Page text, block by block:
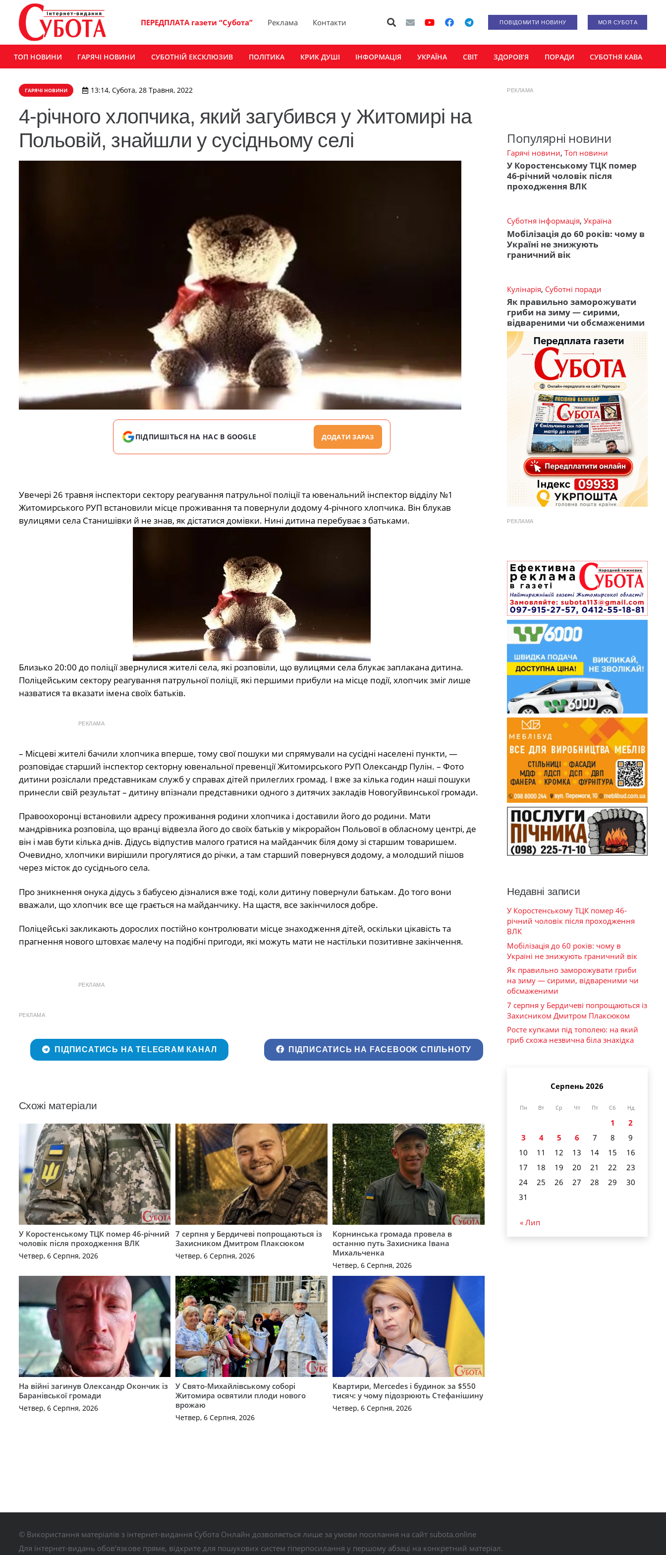
ПЕРЕДПЛАТА газети “Субота” Реклама Контакти ПОВІДОМИТИ НОВИНУ МОЯ СУБОТА
ТОП НОВИНИ ГАРЯЧІ НОВИНИ СУБОТНІЙ ЕКСКЛЮЗИВ ПОЛІТИКА КРИК ДУШІ ІНФОРМАЦІЯ УКРАЇНА СВІТ ЗДОРОВ’Я ПОРАДИ СУБОТНЯ КАВА
ГАРЯЧІ НОВИНИ 13:14, Субота, 28 Травня, 2022
4-річного хлопчика, який загубився у Житомирі на
Польовій, знайшли у сусідньому селі
ПІДПИШІТЬСЯ НА НАС В GOOGLE ДОДАТИ ЗАРАЗ
Увечері 26 травня інспектори сектору реагування патрульної поліції та ювенальний інспектор відділу №1
Житомирського РУП встановили місце проживання та повернули додому 4-річного хлопчика. Він блукав
вулицями села Станишівки й не знав, як дістатися домівки. Нині дитина перебуває з батьками.
Близько 20:00 до поліції звернулися жителі села, які розповіли, що вулицями села блукає заплакана дитина.
Поліцейським сектору реагування патрульної поліції, які першими прибули на місце події, хлопчик зміг лише
назватися та вказати імена своїх батьків.
РЕКЛАМА
– Місцеві жителі бачили хлопчика вперше, тому свої пошуки ми спрямували на сусідні населені пункти, —
розповідає старший інспектор секторну ювенальної превенції Житомирського РУП Олександр Пулін. – Фото
дитини розіслали представникам служб у справах дітей прилеглих громад. І вже за кілька годин наші пошуки
принесли свій результат – дитину впізнали представники одного з дитячих закладів Новогуйвинської громади.
Правоохоронці встановили адресу проживання родини хлопчика і доставили його до родини. Мати
мандрівника розповіла, що вранці відвезла його до своїх батьків у мікрорайон Польової в обласному центрі, де
він і мав бути кілька днів. Дідусь відпустив малого гратися на майданчик біля дому зі старшим товаришем.
Очевидно, хлопчики вирішили прогулятися до річки, а там старший повернувся додому, а молодший пішов
через місток до сусіднього села.
Про зникнення онука дідусь з бабусею дізналися вже тоді, коли дитину повернули батькам. До того вони
вважали, що хлопчик все ще грається на майданчику. На щастя, все закінчилося добре.
Поліцейські закликають дорослих постійно контролювати місце знаходження дітей, оскільки цікавість та
прагнення нового штовхає малечу на подібні пригоди, які можуть мати не настільки позитивне закінчення.
РЕКЛАМА
РЕКЛАМА
ПІДПИСАТИСЬ НА TELEGRAM КАНАЛ ПІДПИСАТИСЬ НА FACEBOOK СПІЛЬНОТУ
Схожі матеріали
У Коростенському ТЦК помер 46-річний
чоловік після проходження ВЛК
Четвер, 6 Серпня, 2026
7 серпня у Бердичеві попрощаються із
Захисником Дмитром Плаксюком
Четвер, 6 Серпня, 2026
Корнинська громада провела в
останню путь Захисника Івана
Михальченка
Четвер, 6 Серпня, 2026
На війні загинув Олександр Окончик із
Баранівської громади
Четвер, 6 Серпня, 2026
У Свято-Михайлівському соборі
Житомира освятили плоди нового
врожаю
Четвер, 6 Серпня, 2026
Квартири, Mercedes і будинок за $550
тисяч: у чому підозрюють Стефанішину
Четвер, 6 Серпня, 2026
РЕКЛАМА
Популярні новини
Гарячі новини, Топ новини
У Коростенському ТЦК помер
46-річний чоловік після
проходження ВЛК
Суботня інформація, Україна
Мобілізація до 60 років: чому в
Україні не знижують
граничний вік
Кулінарія, Суботні поради
Як правильно заморожувати
гриби на зиму — сирими,
відвареними чи обсмаженими
РЕКЛАМА
Недавні записи
У Коростенському ТЦК помер 46-
річний чоловік після проходження
ВЛК
Мобілізація до 60 років: чому в
Україні не знижують граничний вік
Як правильно заморожувати гриби
на зиму — сирими, відвареними чи
обсмаженими
7 серпня у Бердичеві попрощаються із
Захисником Дмитром Плаксюком
Росте купками під тополею: на який
гриб схожа незвична біла знахідка
Серпень 2026
Пн Вт Ср Чт Пт Сб Нд
1
2
3
4 5 6 7 8
9
10
11 12 13 14 15
16
17
18 19 20 21 22
23
24
25 26 27 28 29
30
31
« Лип
© Використання матеріалів з інтернет-видання Субота Онлайн дозволяється лише за умови посилання на сайт subota.online
Для інтернет-видань обов’язкове пряме, відкрите для пошукових систем гіперпосилання у першому абзаці на конкретний матеріал.